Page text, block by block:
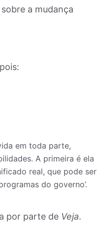
a mudança
em toda parte,
A primeira é ela
real, que pode ser
do governo’.
por parte de Veja.